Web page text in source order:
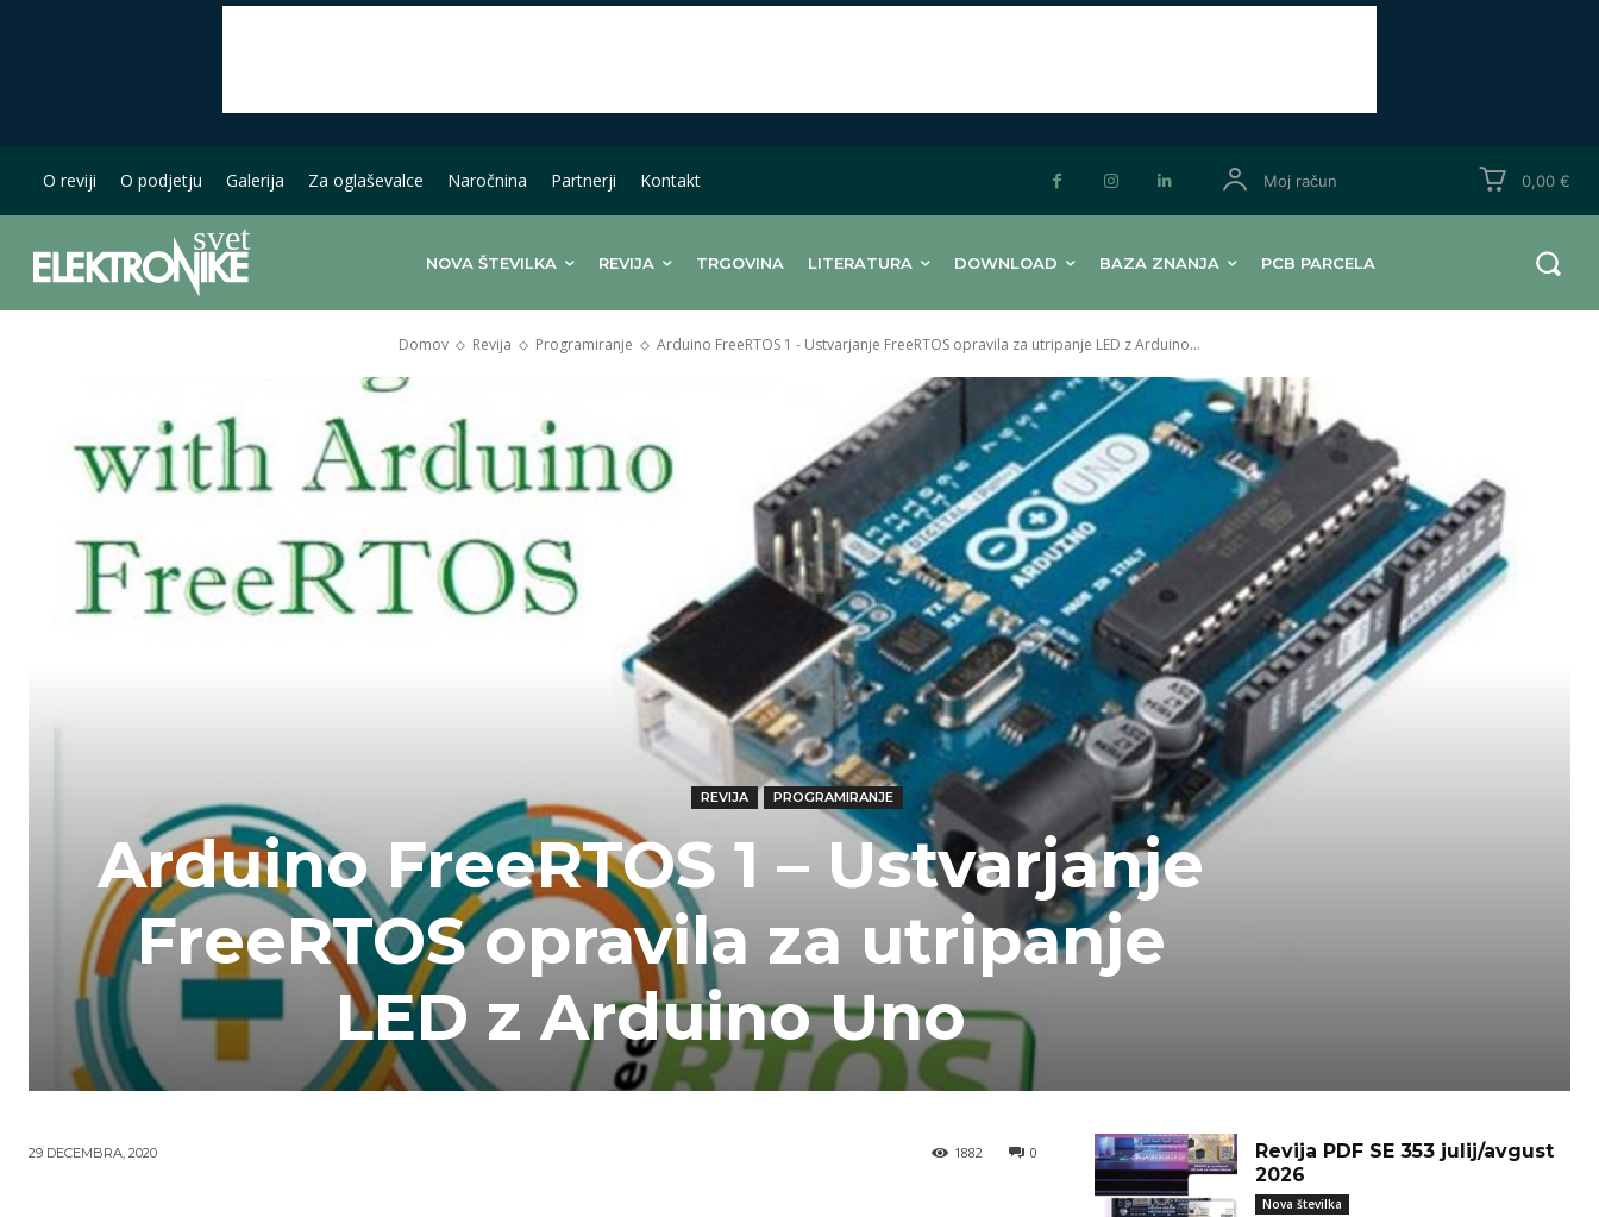
O reviji O podjetju Galerija Za oglaševalce Naročnina Partnerji Kontakt Moj račun 0,00 €
NOVA ŠTEVILKA REVIJA TRGOVINA LITERATURA DOWNLOAD BAZA ZNANJA PCB PARCELA
Domov Revija Programiranje Arduino FreeRTOS 1 - Ustvarjanje FreeRTOS opravila za utripanje LED z Arduino...
REVIJA PROGRAMIRANJE
Arduino FreeRTOS 1 – Ustvarjanje
FreeRTOS opravila za utripanje
LED z Arduino Uno
29 DECEMBRA, 2020 0
1882
Revija PDF SE 353 julij/avgust
2026
Nova številka